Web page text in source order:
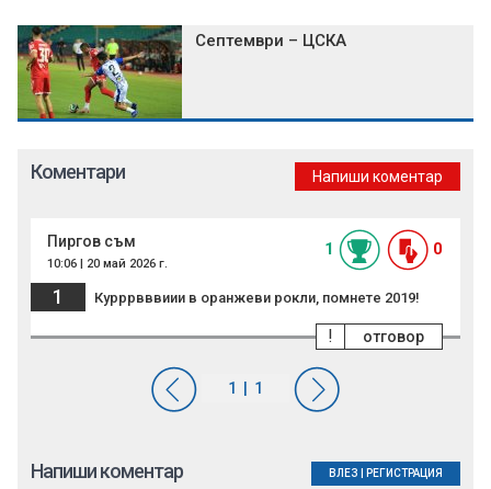
Септември – ЦСКА
Коментари Напиши коментар
Пиргов съм
10:06 | 20 май 2026 г.
1 0
1 Курррвввиии в оранжеви рокли, помнете 2019!
отговор
!
Напиши коментар ВЛЕЗ РЕГИСТРАЦИЯ